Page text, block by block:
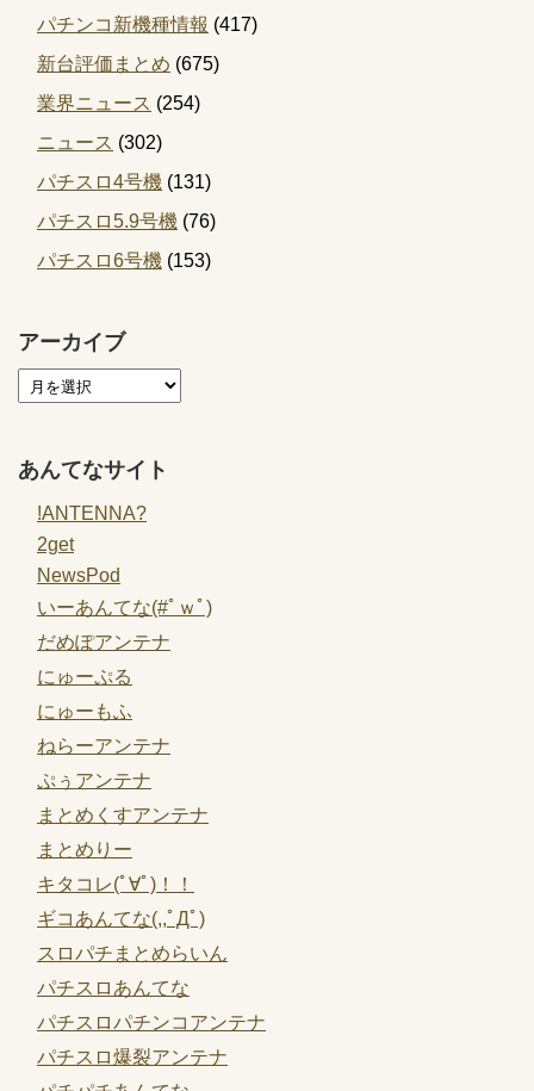
パチンコ新機種情報 (417)
新台評価まとめ (675)
業界ニュース (254)
ニュース (302)
パチスロ4号機 (131)
パチスロ5.9号機 (76)
パチスロ6号機 (153)
アーカイブ
あんてなサイト
!ANTENNA?
2get
NewsPod
いーあんてな(#ﾟｗﾟ)
だめぽアンテナ
にゅーぷる
にゅーもふ
ねらーアンテナ
ぷぅアンテナ
まとめくすアンテナ
まとめりー
キタコレ(ﾟ∀ﾟ)！！
ギコあんてな(,,ﾟДﾟ)
スロパチまとめらいん
パチスロあんてな
パチスロパチンコアンテナ
パチスロ爆裂アンテナ